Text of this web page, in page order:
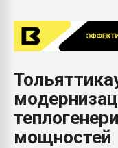
мощностей